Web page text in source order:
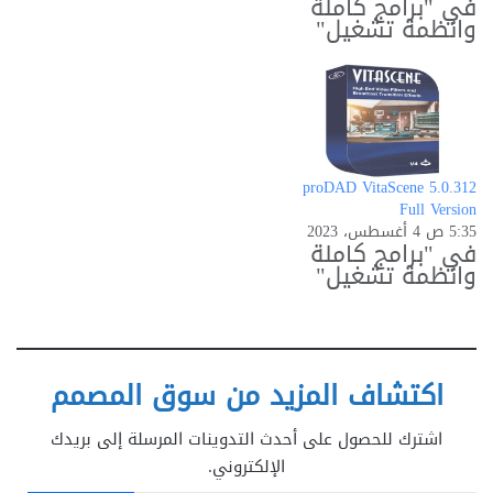
وانظمة تشغيل"
proDAD VitaScene 5.0.312
Full Version
5:35 ص 4 أغسطس، 2023
في "برامج كاملة
وانظمة تشغيل"
اكتشاف المزيد من سوق المصمم
اشترك للحصول على أحدث التدوينات المرسلة إلى بريدك
الإلكتروني.